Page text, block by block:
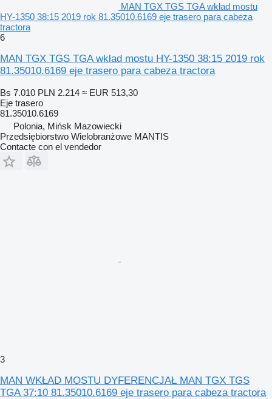
MAN TGX TGS TGA wkład mostu
HY-1350 38:15 2019 rok 81.35010.6169 eje trasero para cabeza
tractora
6
MAN TGX TGS TGA wkład mostu HY-1350 38:15 2019 rok
81.35010.6169 eje trasero para cabeza tractora
Bs 7.010 PLN 2.214 ≈ EUR 513,30
Eje trasero
81.35010.6169
Polonia, Mińsk Mazowiecki
Przedsiębiorstwo Wielobranżowe MANTIS
Contacte con el vendedor
3
MAN WKŁAD MOSTU DYFERENCJAŁ MAN TGX TGS
TGA 37:10 81.35010.6169 eje trasero para cabeza tractora